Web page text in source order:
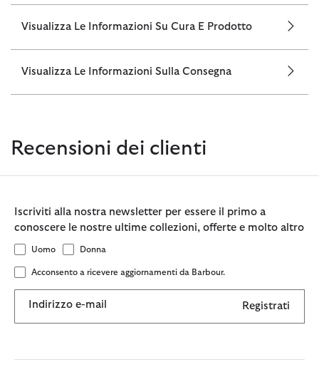
Visualizza Le Informazioni Su Cura E Prodotto
Visualizza Le Informazioni Sulla Consegna
Recensioni dei clienti
Iscriviti alla nostra newsletter per essere il primo a
conoscere le nostre ultime collezioni, offerte e molto altro
Uomo Donna
Acconsento a ricevere aggiornamenti da Barbour.
Indirizzo e-mail Registrati